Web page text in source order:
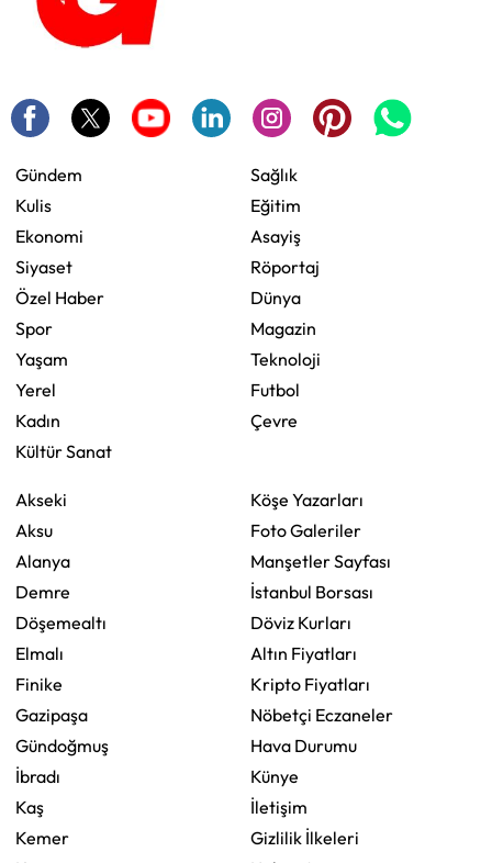
Gündem
Kulis
Ekonomi
Siyaset
Özel Haber
Spor
Yaşam
Yerel
Kadın
Kültür Sanat
Sağlık
Eğitim
Asayiş
Röportaj
Dünya
Magazin
Teknoloji
Futbol
Çevre
Akseki
Aksu
Alanya
Demre
Döşemealtı
Elmalı
Finike
Gazipaşa
Gündoğmuş
İbradı
Kaş
Kemer
Köşe Yazarları
Foto Galeriler
Manşetler Sayfası
İstanbul Borsası
Döviz Kurları
Altın Fiyatları
Kripto Fiyatları
Nöbetçi Eczaneler
Hava Durumu
Künye
İletişim
Gizlilik İlkeleri